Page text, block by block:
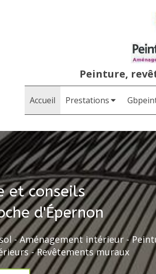
Peinture,
Accueil Prestations
et conseils
d'Épernon
- Aménagement intérieur -
- Revêtements muraux